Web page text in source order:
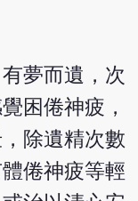
夢而遺，次
困倦神疲，
除遺精次數
倦神疲等輕